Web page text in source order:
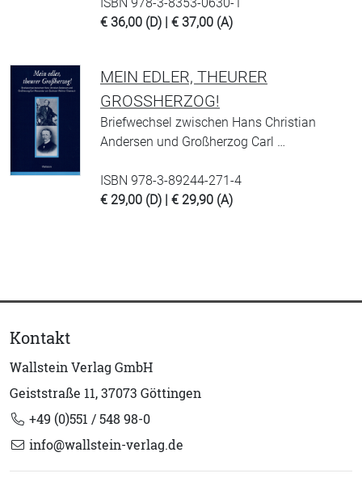
€ 36,00 (D) | € 37,00 (A)
MEIN EDLER, THEURER
GROSSHERZOG!
Briefwechsel zwischen Hans Christian
Andersen und Großherzog Carl …
ISBN 978-3-89244-271-4
€ 29,00 (D) | € 29,90 (A)
Kontakt
Wallstein Verlag GmbH
Geiststraße 11, 37073 Göttingen
+49 (0)551 / 548 98-0
info@wallstein-verlag.de